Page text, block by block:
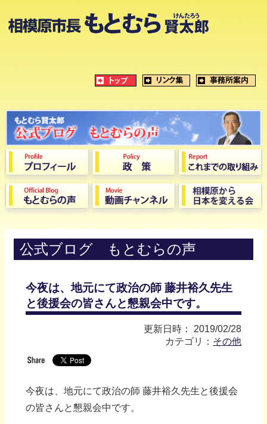
公式ブログ もとむらの声
今夜は、地元にて政治の師 藤井裕久先生
と後援会の皆さんと懇親会中です。
更新日時： 2019/02/28
カテゴリ： その他
今夜は、地元にて政治の師 藤井裕久先生と後援会
の皆さんと懇親会中です。